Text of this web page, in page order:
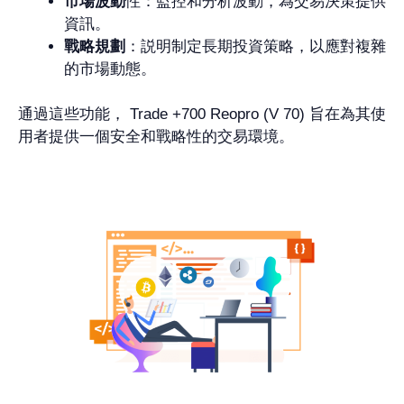
資訊。
戰略規劃 ：説明制定長期投資策略，以應對複雜
的市場動態。
通過這些功能， Trade +700 Reopro (V 70) 旨在為其使
用者提供一個安全和戰略性的交易環境。